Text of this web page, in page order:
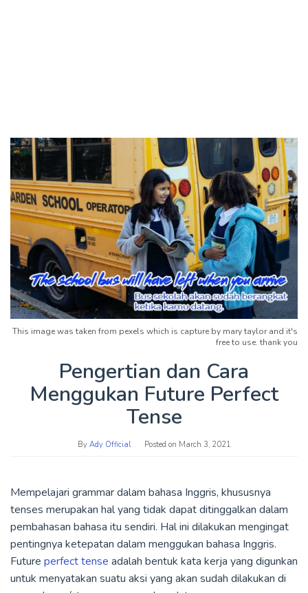
This image was taken from pexels which is capture by mary taylor and it's
free to use. thank you
Pengertian dan Cara
Menggukan Future Perfect
Tense
By Ady Official Posted on March 3, 2021
Mempelajari grammar dalam bahasa Inggris, khususnya
tenses merupakan hal yang tidak dapat ditinggalkan dalam
pembahasan bahasa itu sendiri. Hal ini dilakukan mengingat
pentingnya ketepatan dalam menggukan bahasa Inggris.
Future perfect tense adalah bentuk kata kerja yang digunkan
untuk menyatakan suatu aksi yang akan sudah dilakukan di